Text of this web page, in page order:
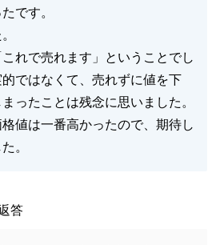
です。
れで売れます」ということでし
ではなくて、売れずに値を下
ったことは残念に思いました。
値は一番高かったので、期待し
。
答